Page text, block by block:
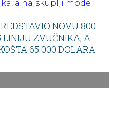
NOVU 800
LINIJU ZVUČNIKA, A
65.000 DOLARA